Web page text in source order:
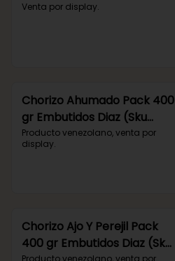
Venta por display.
Chorizo Ahumado Pack 400
gr Embutidos Diaz (Sku
427)
Producto venezolano, venta por
display.
Chorizo Ajo Y Perejil Pack
400 gr Embutidos Diaz (Sku
Producto venezolano, venta por